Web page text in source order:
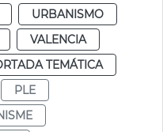
URBANISMO
VALENCIA
TEMÁTICA
PLE